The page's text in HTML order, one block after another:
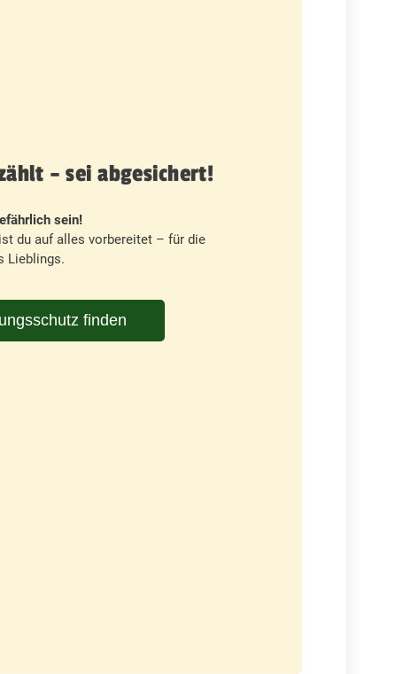
– sei abgesichert!
sein!
du auf alles vorbereitet – für die
Lieblings.
finden